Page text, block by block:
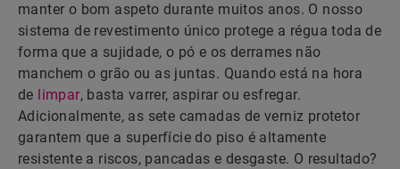
manter o bom aspeto durante muitos anos. O nosso
sistema de revestimento único protege a régua toda de
forma que a sujidade, o pó e os derrames não
manchem o grão ou as juntas. Quando está na hora
de limpar, basta varrer, aspirar ou esfregar.
Adicionalmente, as sete camadas de verniz protetor
garantem que a superfície do piso é altamente
resistente a riscos, pancadas e desgaste. O resultado?